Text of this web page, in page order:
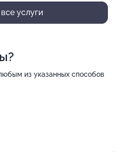
услуги
из указанных способов